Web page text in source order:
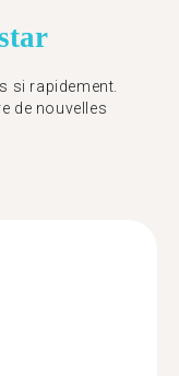
si rapidement.
de nouvelles